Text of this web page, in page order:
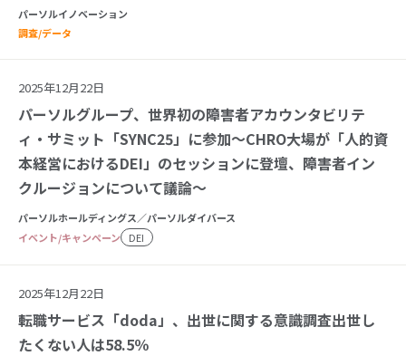
パーソルイノベーション
調査/データ
2025年12月22日
パーソルグループ、世界初の障害者アカウンタビリテ
ィ・サミット「SYNC25」に参加～CHRO大場が「人的資
本経営におけるDEI」のセッションに登壇、障害者イン
クルージョンについて議論～
パーソルホールディングス／パーソルダイバース
イベント/キャンペーン
DEI
2025年12月22日
転職サービス「doda」、出世に関する意識調査出世し
たくない人は58.5％